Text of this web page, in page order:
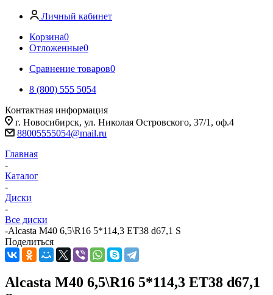
Личный кабинет
Корзина0
Отложенные0
Сравнение товаров0
8 (800) 555 5054
Контактная информация
г. Новосибирск, ул. Николая Островского, 37/1, оф.4
88005555054@mail.ru
Главная
-
Каталог
-
Диски
-
Все диски
-Alcasta M40 6,5\R16 5*114,3 ET38 d67,1 S
Поделиться
Alcasta M40 6,5\R16 5*114,3 ET38 d67,1